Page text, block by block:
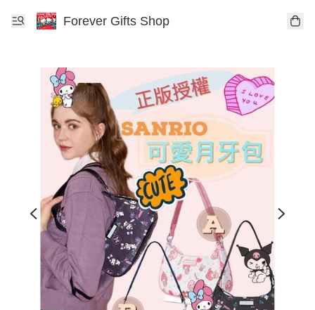
Forever Gifts Shop